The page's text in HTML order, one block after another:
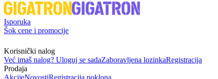
Isporuka
Šok cene i promocije
Korisnički nalog
Već imaš nalog? Uloguj se sadaZaboravljena lozinkaRegistracija
Prodaja
AkcijeNovostiRegistracija poklona